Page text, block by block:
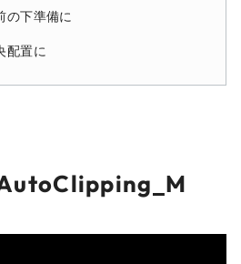
の下準備に
配置に